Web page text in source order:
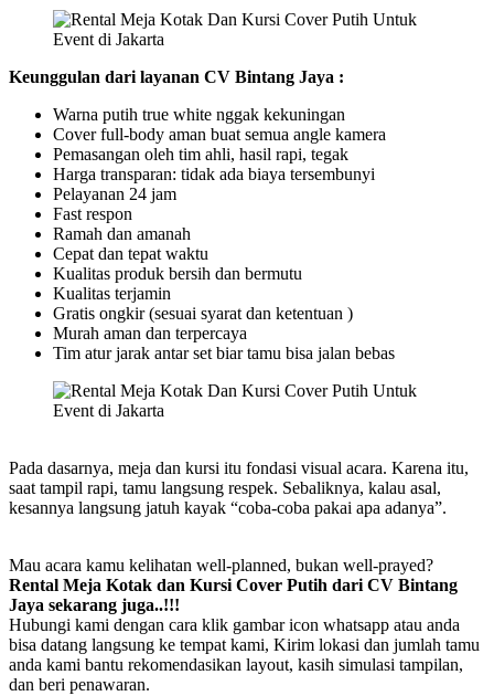
Keunggulan dari layanan CV Bintang Jaya :
Warna putih true white nggak kekuningan
Cover full-body aman buat semua angle kamera
Pemasangan oleh tim ahli, hasil rapi, tegak
Harga transparan: tidak ada biaya tersembunyi
Pelayanan 24 jam
Fast respon
Ramah dan amanah
Cepat dan tepat waktu
Kualitas produk bersih dan bermutu
Kualitas terjamin
Gratis ongkir (sesuai syarat dan ketentuan )
Murah aman dan terpercaya
Tim atur jarak antar set biar tamu bisa jalan bebas
Pada dasarnya, meja dan kursi itu fondasi visual acara. Karena itu,
saat tampil rapi, tamu langsung respek. Sebaliknya, kalau asal,
kesannya langsung jatuh kayak “coba-coba pakai apa adanya”.
Mau acara kamu kelihatan well-planned, bukan well-prayed?
Rental Meja Kotak dan Kursi Cover Putih dari CV Bintang
Jaya sekarang juga..!!!
Hubungi kami dengan cara klik gambar icon whatsapp atau anda
bisa datang langsung ke tempat kami, Kirim lokasi dan jumlah tamu
anda kami bantu rekomendasikan layout, kasih simulasi tampilan,
dan beri penawaran.